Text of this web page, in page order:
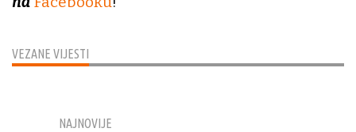
VEZANE VIJESTI
NAJNOVIJE